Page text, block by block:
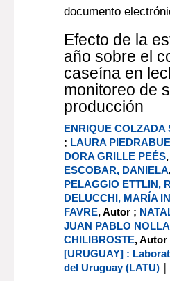
documento
Efecto de la
año sobre el
caseína en
monitoreo de
producción
ENRIQUE COLZADA
; LAURA
DORA GRILLE PEÉS
ESCOBAR, DANIELA
PELAGGIO ETTLIN,
DELUCCHI, MARÍA
FAVRE, Autor ;
JUAN PABLO NOLLA
CHILIBROSTE, Autor
[URUGUAY] :
del Uruguay (LATU) |